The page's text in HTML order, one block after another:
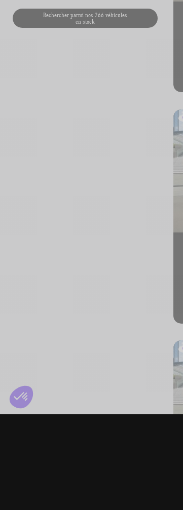
Rechercher parmi nos 266 véhicules
en stock